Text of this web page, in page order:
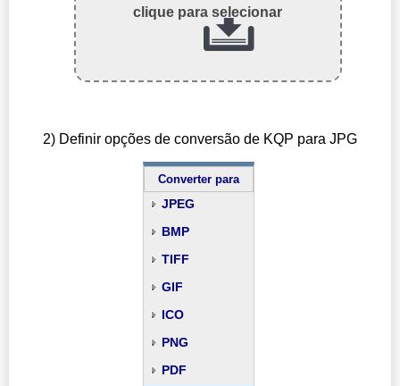
clique para selecionar
2) Definir opções de conversão de KQP para JPG
Converter para
JPEG
BMP
TIFF
GIF
ICO
PNG
PDF